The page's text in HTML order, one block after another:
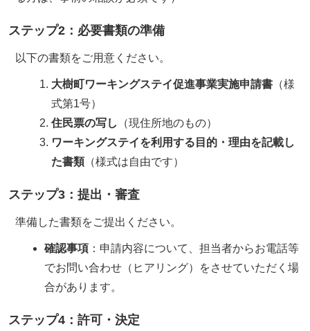
ステップ2：必要書類の準備
以下の書類をご用意ください。
大樹町ワーキングステイ促進事業実施申請書（様
式第1号）
住民票の写し
（現住所地のもの）
ワーキングステイを利用する目的・理由を記載し
た書類（様式は自由です）
ステップ3：提出・審査
準備した書類をご提出ください。
確認事項 ：申請内容について、担当者からお電話等
でお問い合わせ（ヒアリング）をさせていただく場
合があります。
ステップ4：許可・決定